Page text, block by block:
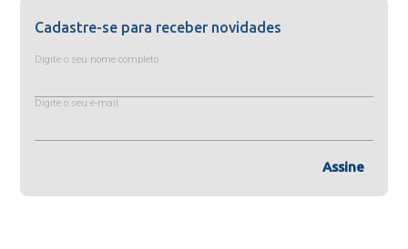
Cadastre-se para receber novidades
Digite o seu nome completo
Digite o seu e-mail
Assine